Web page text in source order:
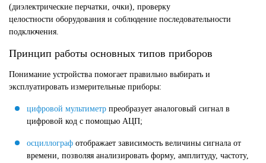
(диэлектрические перчатки, очки), проверку
целостности оборудования и соблюдение последовательности
подключения.
Принцип работы основных типов приборов
Понимание устройства помогает правильно выбирать и
эксплуатировать измерительные приборы:
цифровой мультиметр преобразует аналоговый сигнал в
цифровой код с помощью АЦП;
осциллограф отображает зависимость величины сигнала от
времени, позволяя анализировать форму, амплитуду, частоту,